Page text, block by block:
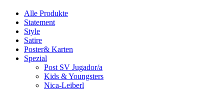
Alle Produkte
Statement
Style
Satire
Poster& Karten
Spezial
Post SV Jugador/a
Kids & Youngsters
Nica-Leiberl